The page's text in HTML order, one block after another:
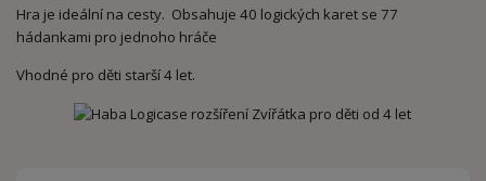
Hra je ideální na cesty. Obsahuje 40 logických karet se 77
hádankami pro jednoho hráče
Vhodné pro děti starší 4 let.